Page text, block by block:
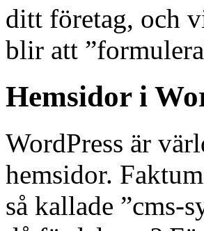
ditt företag, och
blir att
Hemsidor i
WordPress är
hemsidor.
så kallade ”cms-